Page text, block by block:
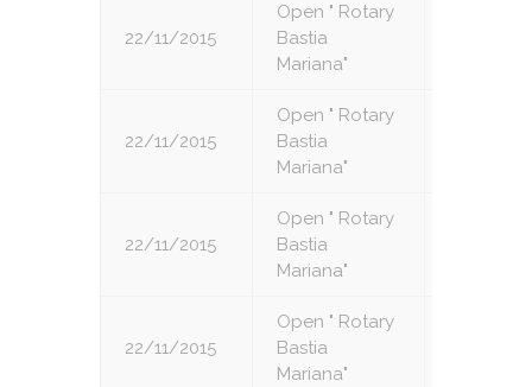
22/11/2015
Open " Rotary
Bastia
Mariana"
22/11/2015
Open " Rotary
Bastia
Mariana"
22/11/2015
Open " Rotary
Bastia
Mariana"
22/11/2015
Open " Rotary
Bastia
Mariana"